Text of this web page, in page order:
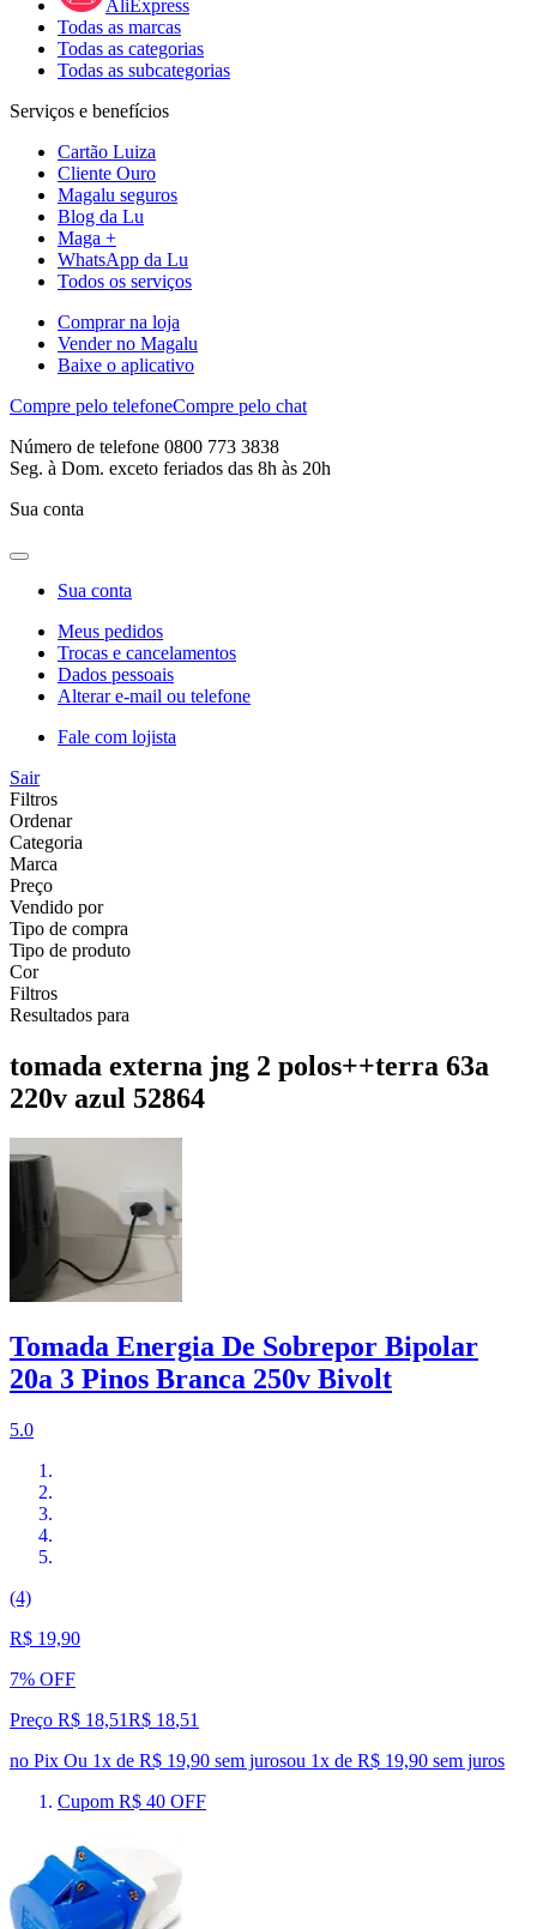
AliExpress
Todas as marcas
Todas as categorias
Todas as subcategorias
Serviços e benefícios
Cartão Luiza
Cliente Ouro
Magalu seguros
Blog da Lu
Maga +
WhatsApp da Lu
Todos os serviços
Comprar na loja
Vender no Magalu
Baixe o aplicativo
Compre pelo telefoneCompre pelo chat
Número de telefone 0800 773 3838
Seg. à Dom. exceto feriados das 8h às 20h
Sua conta
Sua conta
Meus pedidos
Trocas e cancelamentos
Dados pessoais
Alterar e-mail ou telefone
Fale com lojista
Sair
Filtros
Ordenar
Categoria
Marca
Preço
Vendido por
Tipo de compra
Tipo de produto
Cor
Filtros
Resultados para
tomada externa jng 2 polos++terra 63a
220v azul 52864
Tomada Energia De Sobrepor Bipolar
20a 3 Pinos Branca 250v Bivolt
5.0
(4)
R$ 19,90
7% OFF
Preço R$ 18,51R$ 18,51
no Pix Ou 1x de R$ 19,90 sem jurosou 1x de R$ 19,90 sem juros
Cupom R$ 40 OFF